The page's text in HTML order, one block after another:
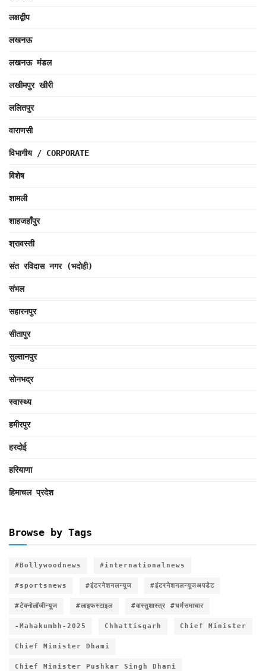
लक्षद्वीप
लखनऊ
लखनऊ मंडल
लखीमपुर खीरी
ललितपुर
वाराणसी
विभागीय / CORPORATE
विशेष
शामली
शाहजहाँपुर
श्रावस्ती
संत रविदास नगर (भदोही)
संभल
सहारनपुर
सीतापुर
सुल्तानपुर
सोनभद्र
स्वास्थ्य
हमीरपुर
हरदोई
हरियाणा
हिमाचल प्रदेश
Browse by Tags
#Bollywoodnews #internationalnews
#sportsnews #इंटरनेशनलन्यूज #इंटरनेशनलन्यूजअपडेट
#टेक्नोलॉजीन्यूज #लाइफस्टाइल #वास्तुशास्त्र #धर्मसमाचार
-Mahakumbh-2025 Chhattisgarh Chief Minister
Chief Minister Dhami
Chief Minister Pushkar Singh Dhami